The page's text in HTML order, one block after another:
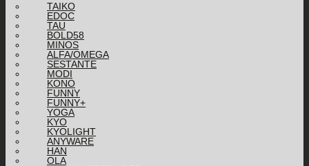
TAIKO
EDOC
TAU
BOLD58
MINOS
ALFA/OMEGA
SESTANTE
MODI
KONO
FUNNY
FUNNY+
YOGA
KYO
KYOLIGHT
ANYWARE
HAN
OLA